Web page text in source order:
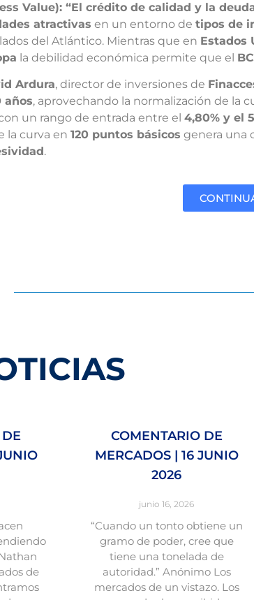
Value): “El crédito de calidad y la
atractivas en un entorno de tipos de
del Atlántico. Mientras que en Estados
la debilidad económica permite que el
Ardura, director de inversiones de
años, aprovechando la normalización de la
un rango de entrada entre el 4,80% y el
la curva en 120 puntos básicos genera una
.
de
COMENTARIO DE
MERCADOS | 16 JUNIO
2026
junio 16, 2026
“Cuando un tonto obtiene un
gramo de poder, cree que
tiene una tonelada de
autoridad.” Anónimo Los
mercados de un vistazo. Los